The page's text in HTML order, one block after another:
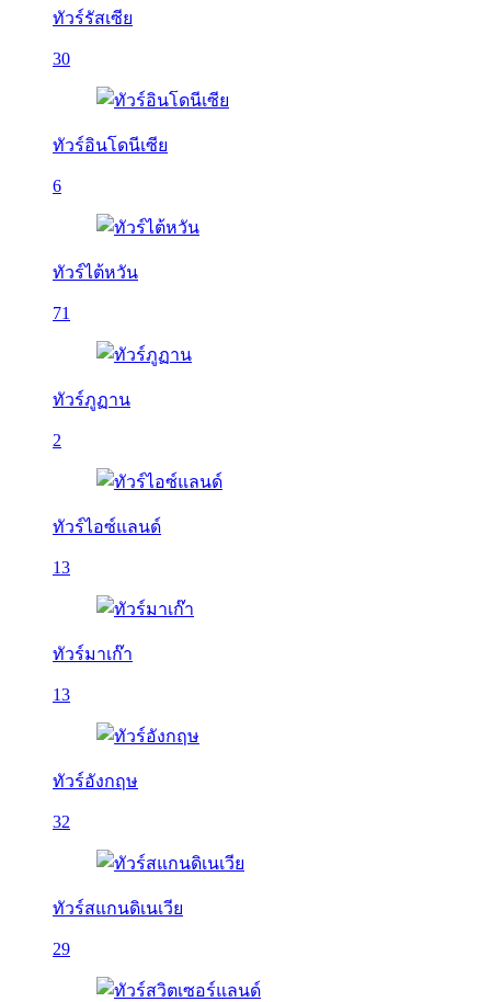
ทัวร์รัสเซีย
30
ทัวร์อินโดนีเซีย
6
ทัวร์ไต้หวัน
71
ทัวร์ภูฏาน
2
ทัวร์ไอซ์แลนด์
13
ทัวร์มาเก๊า
13
ทัวร์อังกฤษ
32
ทัวร์สแกนดิเนเวีย
29